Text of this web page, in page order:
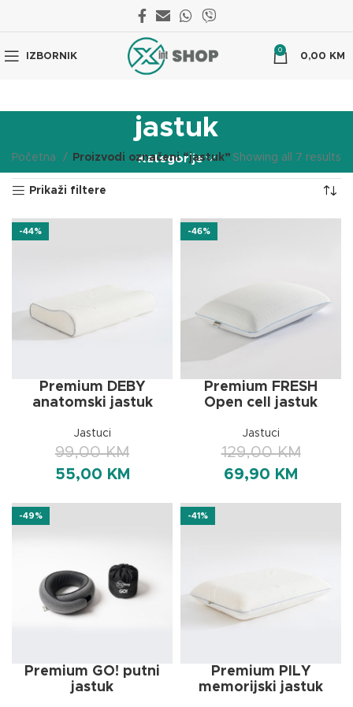
IZBORNIK
0
0,00 KM
jastuk
Kategorije
Početna Proizvodi označeni “jastuk” Showing all 7 results
Prikaži filtere
-44%
Premium DEBY
anatomski jastuk
Jastuci
99,00KM
55,00 KM
-46%
Premium FRESH
Open cell jastuk
Jastuci
129,00KM
69,90 KM
-49%
Premium GO! putni
jastuk
-41%
Premium PILY
memorijski jastuk